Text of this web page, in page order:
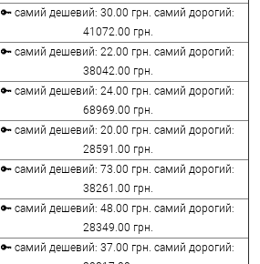
🔑 самий дешевий: 30.00 грн. самий дорогий:
41072.00 грн.
🔑 самий дешевий: 22.00 грн. самий дорогий:
38042.00 грн.
🔑 самий дешевий: 24.00 грн. самий дорогий:
68969.00 грн.
🔑 самий дешевий: 20.00 грн. самий дорогий:
28591.00 грн.
🔑 самий дешевий: 73.00 грн. самий дорогий:
38261.00 грн.
🔑 самий дешевий: 48.00 грн. самий дорогий:
28349.00 грн.
🔑 самий дешевий: 37.00 грн. самий дорогий: